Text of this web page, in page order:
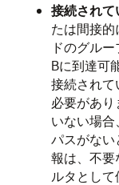
接続されて
たは間接
ドのグル
Bに到達可
接続されて
必要があ
いない場
パスがな
報は、不要
ルタとして